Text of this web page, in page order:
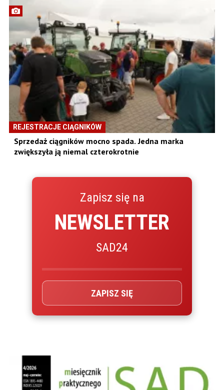
REJESTRACJE CIĄGNIKÓW
Sprzedaż ciągników mocno spada. Jedna marka
zwiększyła ją niemal czterokrotnie
Zapisz się na
NEWSLETTER
SAD24
ZAPISZ SIĘ